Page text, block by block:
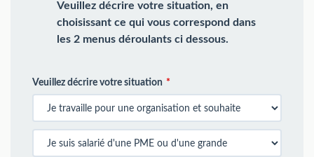
Veuillez décrire votre situation, en
choisissant ce qui vous correspond dans
les 2 menus déroulants ci dessous.
Veuillez décrire votre situation